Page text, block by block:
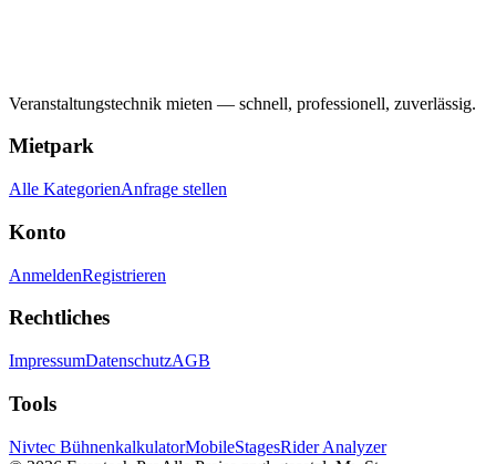
Veranstaltungstechnik mieten — schnell, professionell, zuverlässig.
Mietpark
Alle KategorienAnfrage stellen
Konto
AnmeldenRegistrieren
Rechtliches
ImpressumDatenschutzAGB
Tools
Nivtec BühnenkalkulatorMobileStagesRider Analyzer